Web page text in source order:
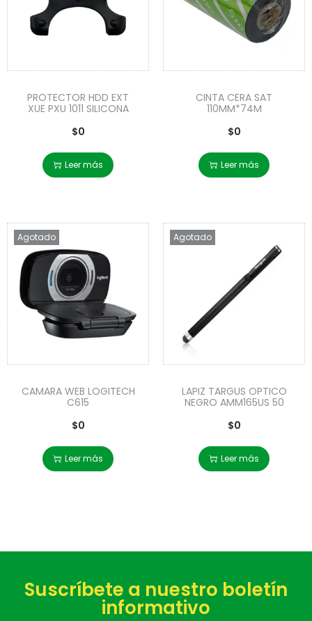
PROTECTOR HDD EXT
XUE PXU 1011 SILICONA
$0
Leer más
CINTA CERA SAT
110MM*74M
$0
Leer más
Agotado
CAMARA WEB LOGITECH
C615
$0
Leer más
Agotado
LAPIZ TARGUS OPTICO
NEGRO AMM165US 50
$0
Leer más
Suscríbete a nuestro boletín
informativo